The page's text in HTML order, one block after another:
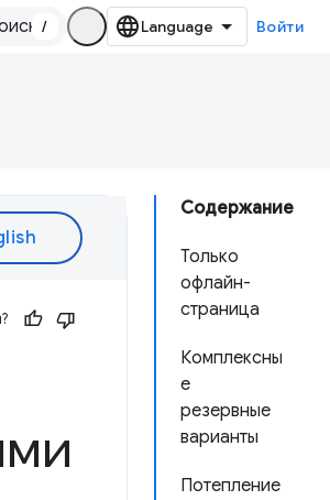
/ Войти
Содержание
Только
офлайн-
страница
Комплексны
е
резервные
варианты
Потепление